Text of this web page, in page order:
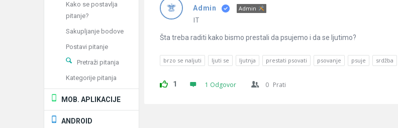
Latest
Pitanja
Admin Admin
IT
Šta treba raditi kako bismo prestali da psujemo i da se ljutimo?
brzo se naljuti ljuti se ljutnja prestati psovati psovanje psuje srdžba
1 1 Odgovor 0 Prati
Kako se postavlja
pitanje?
Sakupljanje bodove
Postavi pitanje
Pretraži pitanja
Kategorije pitanja
MOB. APLIKACIJE
ANDROID